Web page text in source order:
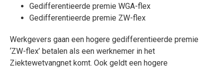
Gedifferentieerde premie WGA-flex
Gedifferentieerde premie ZW-flex
Werkgevers gaan een hogere gedifferentieerde premie
‘ZW-flex’ betalen als een werknemer in het
Ziektewetvangnet komt. Ook geldt een hogere